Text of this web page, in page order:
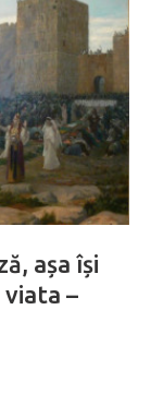
așa își
viata –